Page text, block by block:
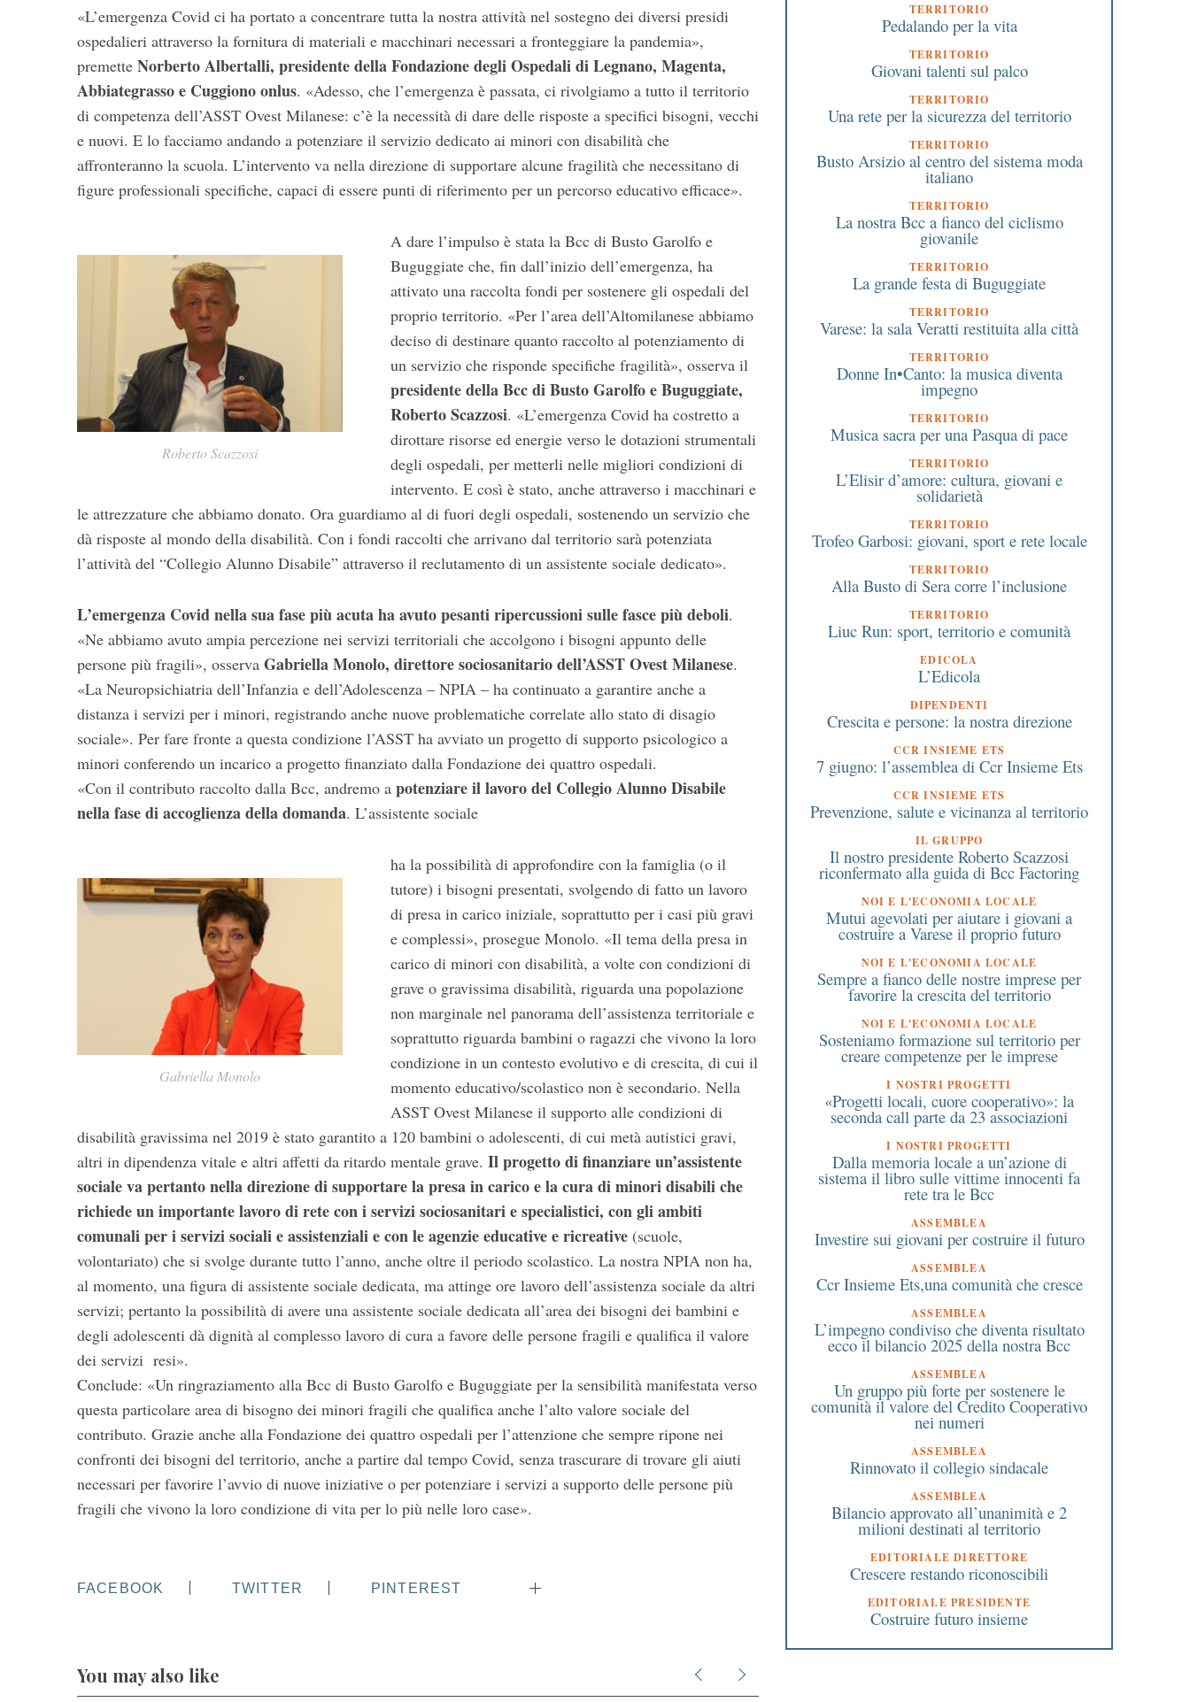
«L’emergenza Covid ci ha portato a concentrare tutta la nostra attività nel sostegno dei diversi presidi
ospedalieri attraverso la fornitura di materiali e macchinari necessari a fronteggiare la pandemia»,
premette Norberto Albertalli, presidente della Fondazione degli Ospedali di Legnano, Magenta,
Abbiategrasso e Cuggiono onlus. «Adesso, che l’emergenza è passata, ci rivolgiamo a tutto il territorio
di competenza dell’ASST Ovest Milanese: c’è la necessità di dare delle risposte a specifici bisogni, vecchi
e nuovi. E lo facciamo andando a potenziare il servizio dedicato ai minori con disabilità che
affronteranno la scuola. L’intervento va nella direzione di supportare alcune fragilità che necessitano di
figure professionali specifiche, capaci di essere punti di riferimento per un percorso educativo efficace».
Roberto Scazzosi
A dare l’impulso è stata la Bcc di Busto Garolfo e
Buguggiate che, fin dall’inizio dell’emergenza, ha
attivato una raccolta fondi per sostenere gli ospedali del
proprio territorio. «Per l’area dell’Altomilanese abbiamo
deciso di destinare quanto raccolto al potenziamento di
un servizio che risponde specifiche fragilità», osserva il
presidente della Bcc di Busto Garolfo e Buguggiate,
Roberto Scazzosi. «L’emergenza Covid ha costretto a
dirottare risorse ed energie verso le dotazioni strumentali
degli ospedali, per metterli nelle migliori condizioni di
intervento. E così è stato, anche attraverso i macchinari e
le attrezzature che abbiamo donato. Ora guardiamo al di fuori degli ospedali, sostenendo un servizio che
dà risposte al mondo della disabilità. Con i fondi raccolti che arrivano dal territorio sarà potenziata
l’attività del “Collegio Alunno Disabile” attraverso il reclutamento di un assistente sociale dedicato».
L’emergenza Covid nella sua fase più acuta ha avuto pesanti ripercussioni sulle fasce più deboli.
«Ne abbiamo avuto ampia percezione nei servizi territoriali che accolgono i bisogni appunto delle
persone più fragili», osserva Gabriella Monolo, direttore sociosanitario dell’ASST Ovest Milanese.
«La Neuropsichiatria dell’Infanzia e dell’Adolescenza – NPIA – ha continuato a garantire anche a
distanza i servizi per i minori, registrando anche nuove problematiche correlate allo stato di disagio
sociale». Per fare fronte a questa condizione l’ASST ha avviato un progetto di supporto psicologico a
minori conferendo un incarico a progetto finanziato dalla Fondazione dei quattro ospedali.
«Con il contributo raccolto dalla Bcc, andremo a potenziare il lavoro del Collegio Alunno Disabile
nella fase di accoglienza della domanda. L’assistente sociale
Gabriella Monolo
ha la possibilità di approfondire con la famiglia (o il
tutore) i bisogni presentati, svolgendo di fatto un lavoro
di presa in carico iniziale, soprattutto per i casi più gravi
e complessi», prosegue Monolo. «Il tema della presa in
carico di minori con disabilità, a volte con condizioni di
grave o gravissima disabilità, riguarda una popolazione
non marginale nel panorama dell’assistenza territoriale e
soprattutto riguarda bambini o ragazzi che vivono la loro
condizione in un contesto evolutivo e di crescita, di cui il
momento educativo/scolastico non è secondario. Nella
ASST Ovest Milanese il supporto alle condizioni di
disabilità gravissima nel 2019 è stato garantito a 120 bambini o adolescenti, di cui metà autistici gravi,
altri in dipendenza vitale e altri affetti da ritardo mentale grave. Il progetto di finanziare un’assistente
sociale va pertanto nella direzione di supportare la presa in carico e la cura di minori disabili che
richiede un importante lavoro di rete con i servizi sociosanitari e specialistici, con gli ambiti
comunali per i servizi sociali e assistenziali e con le agenzie educative e ricreative (scuole,
volontariato) che si svolge durante tutto l’anno, anche oltre il periodo scolastico. La nostra NPIA non ha,
al momento, una figura di assistente sociale dedicata, ma attinge ore lavoro dell’assistenza sociale da altri
servizi; pertanto la possibilità di avere una assistente sociale dedicata all’area dei bisogni dei bambini e
degli adolescenti dà dignità al complesso lavoro di cura a favore delle persone fragili e qualifica il valore
dei servizi resi».
Conclude: «Un ringraziamento alla Bcc di Busto Garolfo e Buguggiate per la sensibilità manifestata verso
questa particolare area di bisogno dei minori fragili che qualifica anche l’alto valore sociale del
contributo. Grazie anche alla Fondazione dei quattro ospedali per l’attenzione che sempre ripone nei
confronti dei bisogni del territorio, anche a partire dal tempo Covid, senza trascurare di trovare gli aiuti
necessari per favorire l’avvio di nuove iniziative o per potenziare i servizi a supporto delle persone più
fragili che vivono la loro condizione di vita per lo più nelle loro case».
FACEBOOK TWITTER PINTEREST
You may also like
TERRITORIO
Pedalando per la vita
TERRITORIO
Giovani talenti sul palco
TERRITORIO
Una rete per la sicurezza del territorio
TERRITORIO
Busto Arsizio al centro del sistema moda
italiano
TERRITORIO
La nostra Bcc a fianco del ciclismo
giovanile
TERRITORIO
La grande festa di Buguggiate
TERRITORIO
Varese: la sala Veratti restituita alla città
TERRITORIO
Donne In•Canto: la musica diventa
impegno
TERRITORIO
Musica sacra per una Pasqua di pace
TERRITORIO
L’Elisir d’amore: cultura, giovani e
solidarietà
TERRITORIO
Trofeo Garbosi: giovani, sport e rete locale
TERRITORIO
Alla Busto di Sera corre l’inclusione
TERRITORIO
Liuc Run: sport, territorio e comunità
EDICOLA
L’Edicola
DIPENDENTI
Crescita e persone: la nostra direzione
CCR INSIEME ETS
7 giugno: l’assemblea di Ccr Insieme Ets
CCR INSIEME ETS
Prevenzione, salute e vicinanza al territorio
IL GRUPPO
Il nostro presidente Roberto Scazzosi
riconfermato alla guida di Bcc Factoring
NOI E L'ECONOMIA LOCALE
Mutui agevolati per aiutare i giovani a
costruire a Varese il proprio futuro
NOI E L'ECONOMIA LOCALE
Sempre a fianco delle nostre imprese per
favorire la crescita del territorio
NOI E L'ECONOMIA LOCALE
Sosteniamo formazione sul territorio per
creare competenze per le imprese
I NOSTRI PROGETTI
«Progetti locali, cuore cooperativo»: la
seconda call parte da 23 associazioni
I NOSTRI PROGETTI
Dalla memoria locale a un’azione di
sistema il libro sulle vittime innocenti fa
rete tra le Bcc
ASSEMBLEA
Investire sui giovani per costruire il futuro
ASSEMBLEA
Ccr Insieme Ets,una comunità che cresce
ASSEMBLEA
L’impegno condiviso che diventa risultato
ecco il bilancio 2025 della nostra Bcc
ASSEMBLEA
Un gruppo più forte per sostenere le
comunità il valore del Credito Cooperativo
nei numeri
ASSEMBLEA
Rinnovato il collegio sindacale
ASSEMBLEA
Bilancio approvato all’unanimità e 2
milioni destinati al territorio
EDITORIALE DIRETTORE
Crescere restando riconoscibili
EDITORIALE PRESIDENTE
Costruire futuro insieme
a
r
c